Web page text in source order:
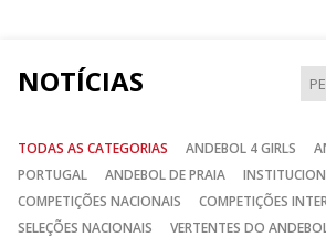
NOTÍCIAS
TODAS AS CATEGORIAS ANDEBOL 4 GIRLS
PORTUGAL
ANDEBOL DE PRAIA
COMPETIÇÕES NACIONAIS
COMPETIÇÕES
SELEÇÕES NACIONAIS
VERTENTES DO